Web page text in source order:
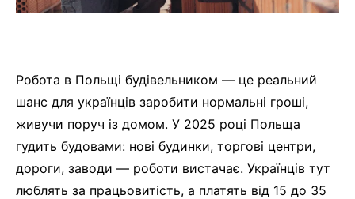
Робота в Польщі будівельником — це реальний
шанс для українців заробити нормальні гроші,
живучи поруч із домом. У 2025 році Польща
гудить будовами: нові будинки, торгові центри,
дороги, заводи — роботи вистачає. Українців тут
люблять за працьовитість, а платять від 15 до 35